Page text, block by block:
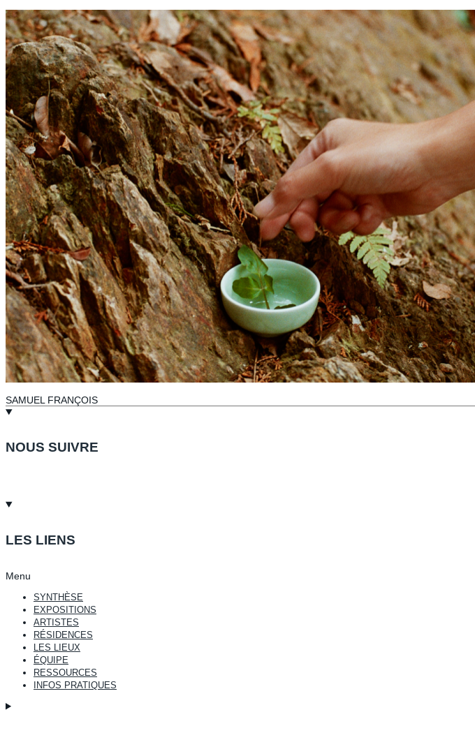
SAMUEL FRANÇOIS
NOUS SUIVRE
LES LIENS
Menu
SYNTHÈSE
EXPOSITIONS
ARTISTES
RÉSIDENCES
LES LIEUX
ÉQUIPE
RESSOURCES
INFOS PRATIQUES